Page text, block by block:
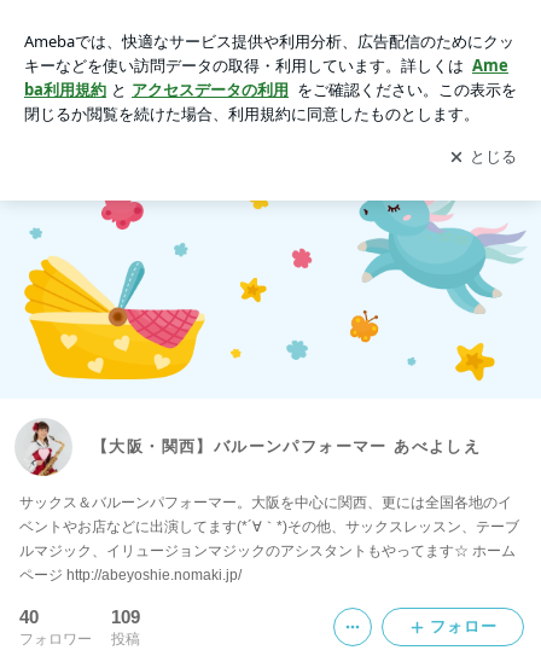
アプリをダウンロードして ブログの更新通知
を受け取りまし
ょう。
開く
【大阪・関西】バルーンパフォーマー あべよしえ
サックス＆バルーンパフォーマー。大阪を中心に関西、更には全国各地のイ
ベントやお店などに出演してます(*´∀｀*)その他、サックスレッスン、テーブ
ルマジック、イリュージョンマジックのアシスタントもやってます☆ ホーム
ページ http://abeyoshie.nomaki.jp/
40
フォロワー
109
投稿
フォロー